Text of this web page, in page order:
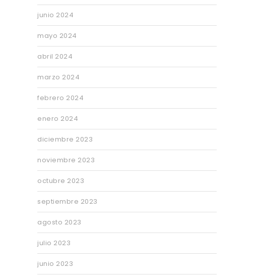
junio 2024
mayo 2024
abril 2024
marzo 2024
febrero 2024
enero 2024
diciembre 2023
noviembre 2023
octubre 2023
septiembre 2023
agosto 2023
julio 2023
junio 2023